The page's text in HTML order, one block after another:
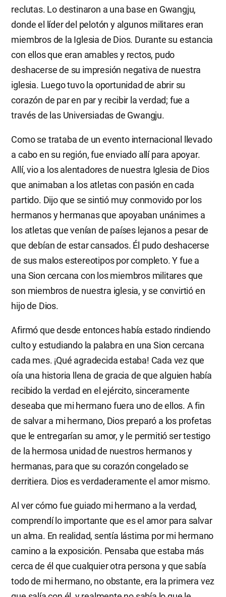
reclutas. Lo destinaron a una base en Gwangju,
donde el líder del pelotón y algunos militares eran
miembros de la Iglesia de Dios. Durante su estancia
con ellos que eran amables y rectos, pudo
deshacerse de su impresión negativa de nuestra
iglesia. Luego tuvo la oportunidad de abrir su
corazón de par en par y recibir la verdad; fue a
través de las Universiadas de Gwangju.
Como se trataba de un evento internacional llevado
a cabo en su región, fue enviado allí para apoyar.
Allí, vio a los alentadores de nuestra Iglesia de Dios
que animaban a los atletas con pasión en cada
partido. Dijo que se sintió muy conmovido por los
hermanos y hermanas que apoyaban unánimes a
los atletas que venían de países lejanos a pesar de
que debían de estar cansados. Él pudo deshacerse
de sus malos estereotipos por completo. Y fue a
una Sion cercana con los miembros militares que
son miembros de nuestra iglesia, y se convirtió en
hijo de Dios.
Afirmó que desde entonces había estado rindiendo
culto y estudiando la palabra en una Sion cercana
cada mes. ¡Qué agradecida estaba! Cada vez que
oía una historia llena de gracia de que alguien había
recibido la verdad en el ejército, sinceramente
deseaba que mi hermano fuera uno de ellos. A fin
de salvar a mi hermano, Dios preparó a los profetas
que le entregarían su amor, y le permitió ser testigo
de la hermosa unidad de nuestros hermanos y
hermanas, para que su corazón congelado se
derritiera. Dios es verdaderamente el amor mismo.
Al ver cómo fue guiado mi hermano a la verdad,
comprendí lo importante que es el amor para salvar
un alma. En realidad, sentía lástima por mi hermano
camino a la exposición. Pensaba que estaba más
cerca de él que cualquier otra persona y que sabía
todo de mi hermano, no obstante, era la primera vez